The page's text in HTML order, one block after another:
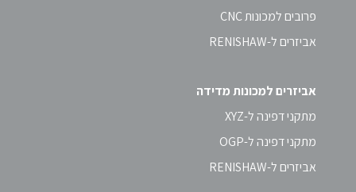
פרובים למכונות CNC
אביזרים ל-RENISHAW
אביזרים למכונות מדידה
מתקני דפינה ל-XYZ
מתקני דפינה ל-OGP
אביזרים ל-RENISHAW